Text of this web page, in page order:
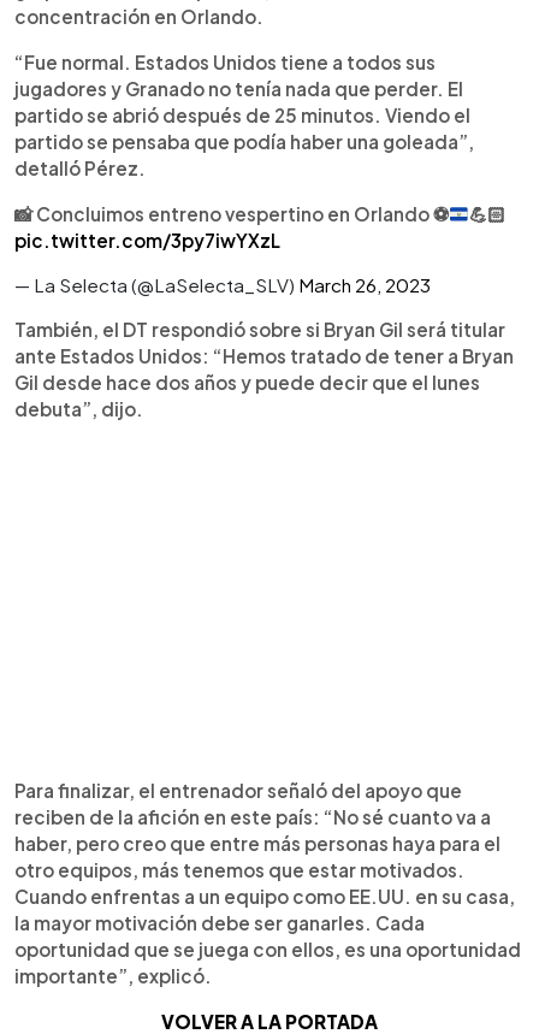
concentración en Orlando.
“Fue normal. Estados Unidos tiene a todos sus
jugadores y Granado no tenía nada que perder. El
partido se abrió después de 25 minutos. Viendo el
partido se pensaba que podía haber una goleada”,
detalló Pérez.
📸Concluimos entreno vespertino en Orlando⚽️
💪🏻
pic.twitter.com/3py7iwYXzL
— La Selecta (@LaSelecta_SLV) March 26, 2023
También, el DT respondió sobre si Bryan Gil será titular
ante Estados Unidos: “Hemos tratado de tener a Bryan
Gil desde hace dos años y puede decir que el lunes
debuta”, dijo.
Para finalizar, el entrenador señaló del apoyo que
reciben de la afición en este país: “No sé cuanto va a
haber, pero creo que entre más personas haya para el
otro equipos, más tenemos que estar motivados.
Cuando enfrentas a un equipo como EE.UU. en su casa,
la mayor motivación debe ser ganarles. Cada
oportunidad que se juega con ellos, es una oportunidad
importante”, explicó.
VOLVER A LA PORTADA